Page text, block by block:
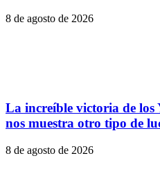
8 de agosto de 2026
La increíble victoria de los
nos muestra otro tipo de
8 de agosto de 2026